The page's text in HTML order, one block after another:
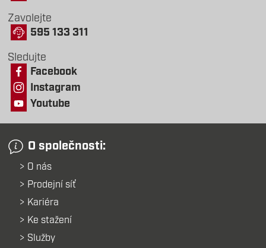
Zavolejte
595 133 311
Sledujte
Facebook
Instagram
Youtube
O společnosti:
O nás
Prodejní síť
Kariéra
Ke stažení
Služby